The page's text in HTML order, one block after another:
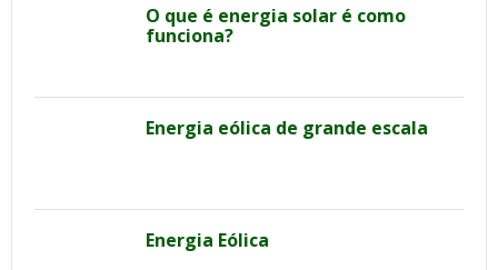
O que é energia solar é como
funciona?
Energia eólica de grande escala
Energia Eólica